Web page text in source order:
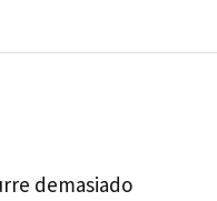
demasiado